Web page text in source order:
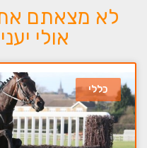
לא מצאתם
אולי
כללי